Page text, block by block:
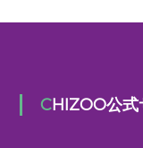
CHIZOO公